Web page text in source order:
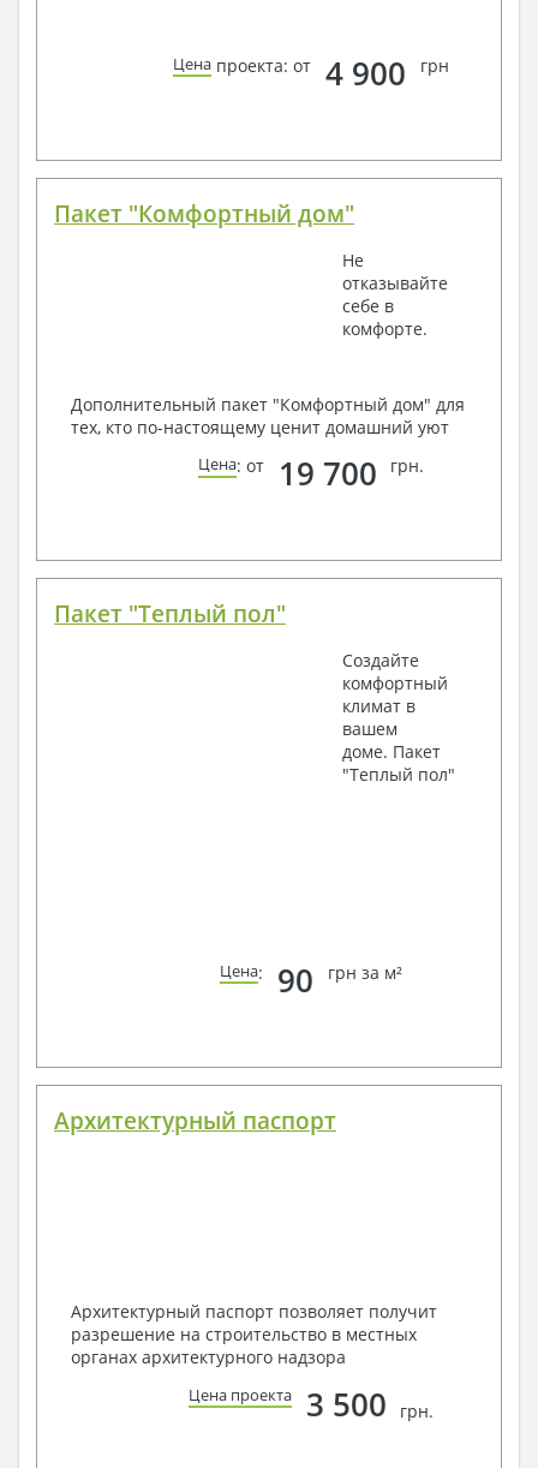
Цена проекта: от 4 900 грн
Пакет "Комфортный дом"
Не
отказывайте
себе в
комфорте.
Дополнительный пакет "Комфортный дом" для
тех, кто по-настоящему ценит домашний уют
Цена: от 19 700 грн.
Пакет "Теплый пол"
Создайте
комфортный
климат в
вашем
доме. Пакет
"Теплый пол"
Цена: 90 грн за м²
Архитектурный паспорт
Архитектурный паспорт позволяет получит
разрешение на строительство в местных
органах архитектурного надзора
Цена проекта 3 500 грн.